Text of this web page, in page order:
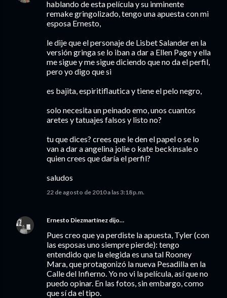
hablando de esta película y su inminente
remake gringolizado, tengo una apuesta con mi
esposa Ernesto,
le dije que el personaje de Lisbet Salander en la
versión gringa se lo iban a dar a Ellen Page y ella
me sigue y me sigue diciendo que no da el perfil,
pero yo digo que si
es bajita, espiritiflautica y tiene el pelo negro,
solo necesita un peinado emo, unos cuantos
aretes y tatuajes falsos y listo no?
tu que dices? crees que le den el papel o se lo
van a dar a angelina jolie o kate beckinsale o
quien crees que daría el perfil?
saludos
22 de agosto de 2010 a las 3:18 p.m.
Ernesto Diezmartínez dijo…
Pues creo que ya perdiste la apuesta, Tyler (con
las esposas uno siempre pierde): tengo
entendido que la elegida es una tal Rooney
Mara, que protagonizó la nueva Pesadilla en la
Calle del Infierno. Yo no vi la película, así que no
puedo opinar. En las fotos, sin embargo, como
que sí da el tipo.